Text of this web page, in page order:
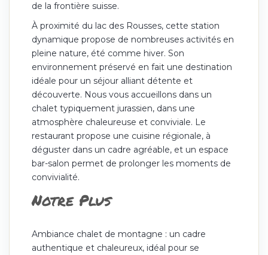
de la frontière suisse.
À proximité du lac des Rousses, cette station
dynamique propose de nombreuses activités en
pleine nature, été comme hiver. Son
environnement préservé en fait une destination
idéale pour un séjour alliant détente et
découverte. Nous vous accueillons dans un
chalet typiquement jurassien, dans une
atmosphère chaleureuse et conviviale. Le
restaurant propose une cuisine régionale, à
déguster dans un cadre agréable, et un espace
bar-salon permet de prolonger les moments de
convivialité.
Notre Plus
Ambiance chalet de montagne : un cadre
authentique et chaleureux, idéal pour se